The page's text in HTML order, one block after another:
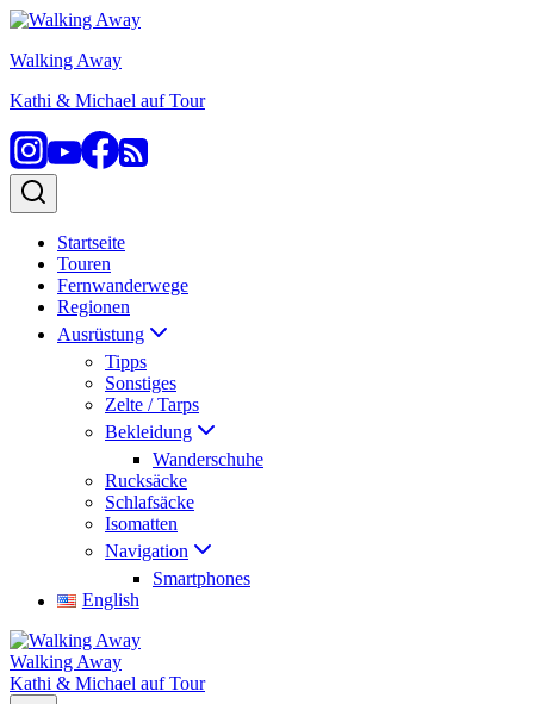
Zum
springen
Walking Away
Kathi & Michael auf Tour
Startseite
Touren
Fernwanderwege
Regionen
Ausrüstung
Tipps
Sonstiges
Zelte / Tarps
Bekleidung
Wanderschuhe
Rucksäcke
Schlafsäcke
Isomatten
Navigation
Smartphones
English
Walking Away
Kathi & Michael auf Tour